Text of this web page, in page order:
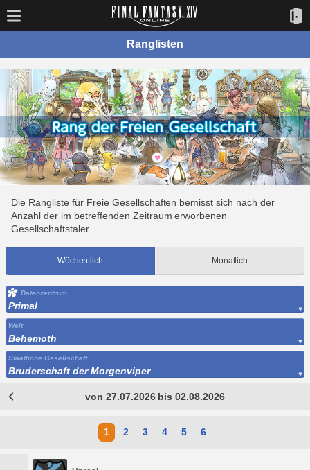
Ranglisten
Die Rangliste für Freie Gesellschaften bemisst sich nach der
Anzahl der im betreffenden Zeitraum erworbenen
Gesellschaftstaler.
Wöchentlich Monatlich
Datenzentrum
Primal
Welt
Behemoth
Staatliche Gesellschaft
Bruderschaft der Morgenviper
von 27.07.2026 bis 02.08.2026
1 2 3 4 5 6